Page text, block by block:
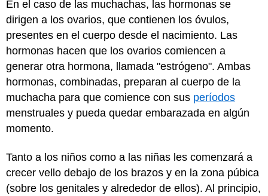
En el caso de las muchachas, las hormonas se
dirigen a los ovarios, que contienen los óvulos,
presentes en el cuerpo desde el nacimiento. Las
hormonas hacen que los ovarios comiencen a
generar otra hormona, llamada "estrógeno". Ambas
hormonas, combinadas, preparan al cuerpo de la
muchacha para que comience con sus períodos
menstruales y pueda quedar embarazada en algún
momento.
Tanto a los niños como a las niñas les comenzará a
crecer vello debajo de los brazos y en la zona púbica
(sobre los genitales y alrededor de ellos). Al principio,